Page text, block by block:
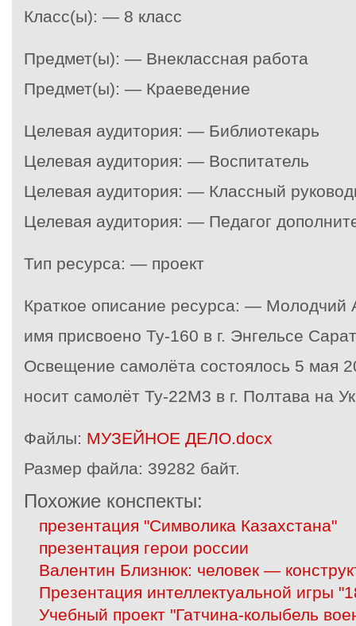
Класс(ы): — 8 класс
Предмет(ы): — Внеклассная работа
Предмет(ы): — Краеведение
Целевая аудитория: — Библиотекарь
Целевая аудитория: — Воспитатель
Целевая аудитория: — Классный
Целевая аудитория: — Педагог
Тип ресурса: — проект
Краткое описание ресурса: — Молодчий
имя присвоено Ту-160 в г. Энгельсе
Освещение самолёта состоялось 5 мая
носит самолёт Ту-22М3 в г. Полтава на
Файлы: МУЗЕЙНОЕ ДЕЛО.docx
Размер файла: 39282 байт.
Похожие конспекты:
презентация "Символика Казахстана"
презентация герои россии
Валентин Близнюк: человек —
Презентация интеллектуальной игры
Учебный проект "Гатчина-колыбель